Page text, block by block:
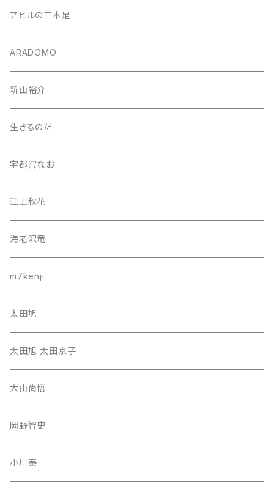
アヒルの三本足
ARADOMO
新山裕介
生きるのだ
宇都宮なお
江上秋花
海老沢竜
m7kenji
太田旭
太田旭 太田京子
大山尚悟
岡野智史
小川泰